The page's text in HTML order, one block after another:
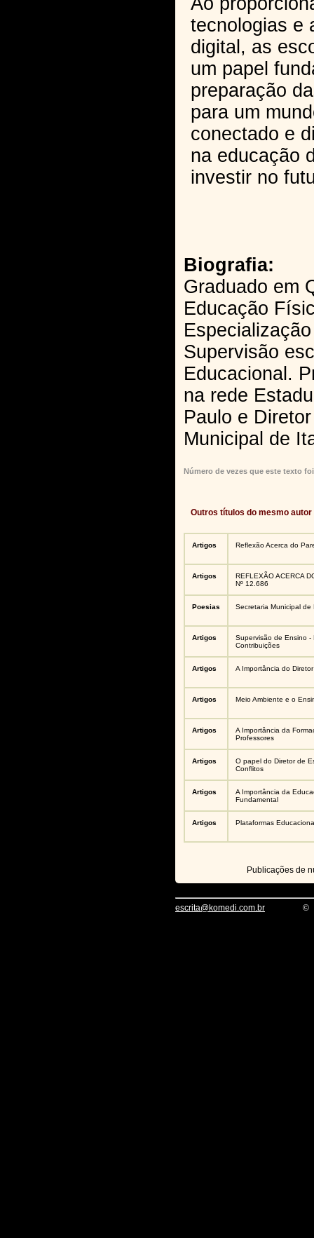
tecnologias e
digital, as
um papel
preparação
para um
conectado e
na educação
investir no
Biografia:
Graduado em
Educação
Supervisão
Educacional.
na rede
Paulo e
Municipal de
Número de vezes que este texto
Outros títulos do mesmo autor
Artigos Reflexão Acerca do
Artigos
REFLEXÃO ACERCA
Nº 12.686
Poesias Secretaria Municipal de
Artigos
Supervisão de Ensino -
Contribuições
Artigos A Importância do
Artigos Meio Ambiente e o
Artigos
A Importância da
Professores
Artigos
O papel do Diretor de
Conflitos
Artigos
A Importância da
Fundamental
Artigos Plataformas
Publicações de
escrita@komedi.com.br ©